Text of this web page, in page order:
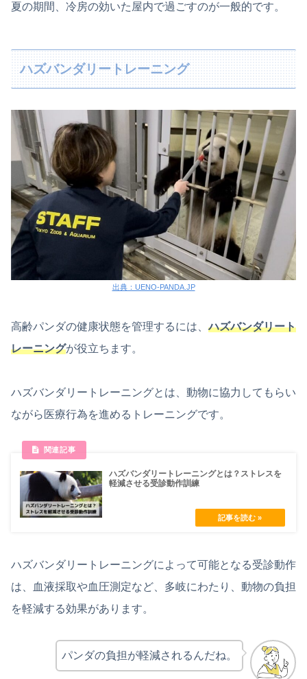
夏の期間、冷房の効いた屋内で過ごすのが一般的です。
ハズバンダリートレーニング
出典：UENO-PANDA.JP
高齢パンダの健康状態を管理するには、ハズバンダリート
レーニングが役立ちます。
ハズバンダリートレーニングとは、動物に協力してもらい
ながら医療行為を進めるトレーニングです。
ハズバンダリートレーニングとは？ストレスを
軽減させる受診動作訓練
ハズバンダリートレーニングによって可能となる受診動作
は、血液採取や血圧測定など、多岐にわたり、動物の負担
を軽減する効果があります。
パンダの負担が軽減されるんだね。